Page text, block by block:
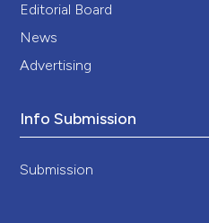
Editorial Board
News
Advertising
Info Submission
Submission